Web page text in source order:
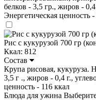
белков - 3,5 гр., жиров -
Энергетическая ценность
Рис с кукурузой 700 гр
Ккал: 812
Состав
Крупа рисовая, кукуруза.
3,5 г ., жиров - 0,4 г.,
ценность - 116 ккал
Блюда для ужина